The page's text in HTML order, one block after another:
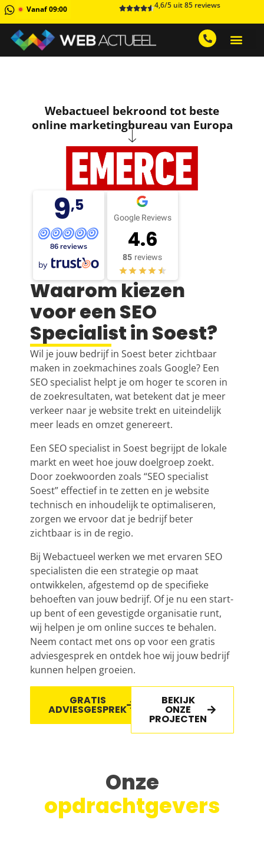
Vanaf 09:00 4,6/5 uit 85 reviews
Waarom kiezen
voor een SEO
Specialist in Soest?
Wil je jouw bedrijf in Soest beter zichtbaar
maken in zoekmachines zoals Google? Een
SEO specialist helpt je om hoger te scoren in
de zoekresultaten, wat betekent dat je meer
verkeer naar je website trekt en uiteindelijk
meer leads en omzet genereert.
Een SEO specialist in Soest begrijpt de lokale
markt en weet hoe jouw doelgroep zoekt.
Door zoekwoorden zoals “SEO specialist
Soest” effectief in te zetten en je website
technisch en inhoudelijk te optimaliseren,
zorgen we ervoor dat je bedrijf beter
zichtbaar is in de regio.
Bij Webactueel werken we met ervaren SEO
specialisten die een strategie op maat
ontwikkelen, afgestemd op de specifieke
behoeften van jouw bedrijf. Of je nu een start-
up bent of een gevestigde organisatie runt,
wij helpen je om online succes te behalen.
Neem contact met ons op voor een gratis
adviesgesprek en ontdek hoe wij jouw bedrijf
kunnen helpen groeien.
GRATIS
ADVIESGESPREK
BEKIJK
ONZE
PROJECTEN
Webactueel bekroond tot beste
online marketingbureau van Europa
9,5
86 reviews
by
Google Reviews
4.6
85 reviews
Onze
opdrachtgevers